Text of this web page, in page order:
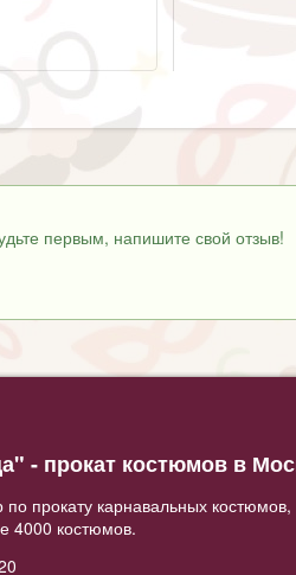
первым, напишите свой отзыв!
- прокат костюмов в
прокату карнавальных
4000 костюмов.